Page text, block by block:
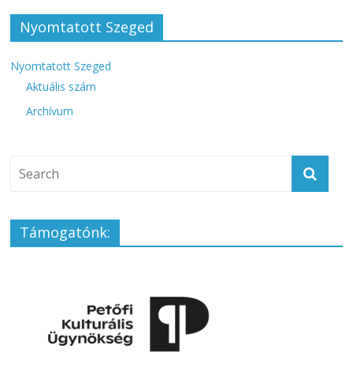
Nyomtatott Szeged
Nyomtatott Szeged
Aktuális szám
Archívum
Támogatónk: